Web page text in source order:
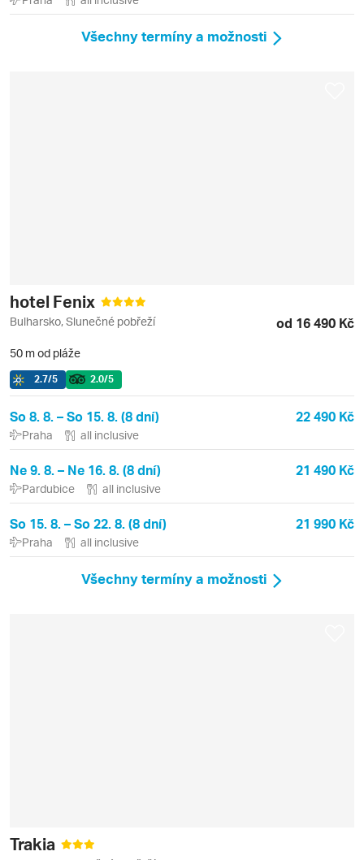
Všechny termíny a možnosti
hotel Fenix
Bulharsko, Slunečné pobřeží od 16 490 Kč
50 m od pláže
2.7/5 2.0/5
So 8. 8. – So 15. 8. (8 dní) 22 490 Kč
Praha all inclusive
Ne 9. 8. – Ne 16. 8. (8 dní) 21 490 Kč
Pardubice all inclusive
So 15. 8. – So 22. 8. (8 dní) 21 990 Kč
Praha all inclusive
Všechny termíny a možnosti
Trakia